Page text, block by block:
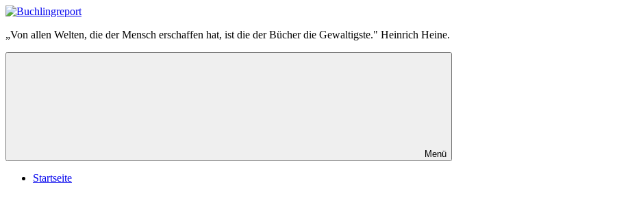
Zum
springen
Buchlingreport
„Von allen Welten, die der Mensch erschaffen hat, ist die der Bücher die Gewaltigste." Heinrich Heine.
Menü
Startseite